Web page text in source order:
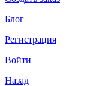
Блог
Регистрация
Войти
Назад